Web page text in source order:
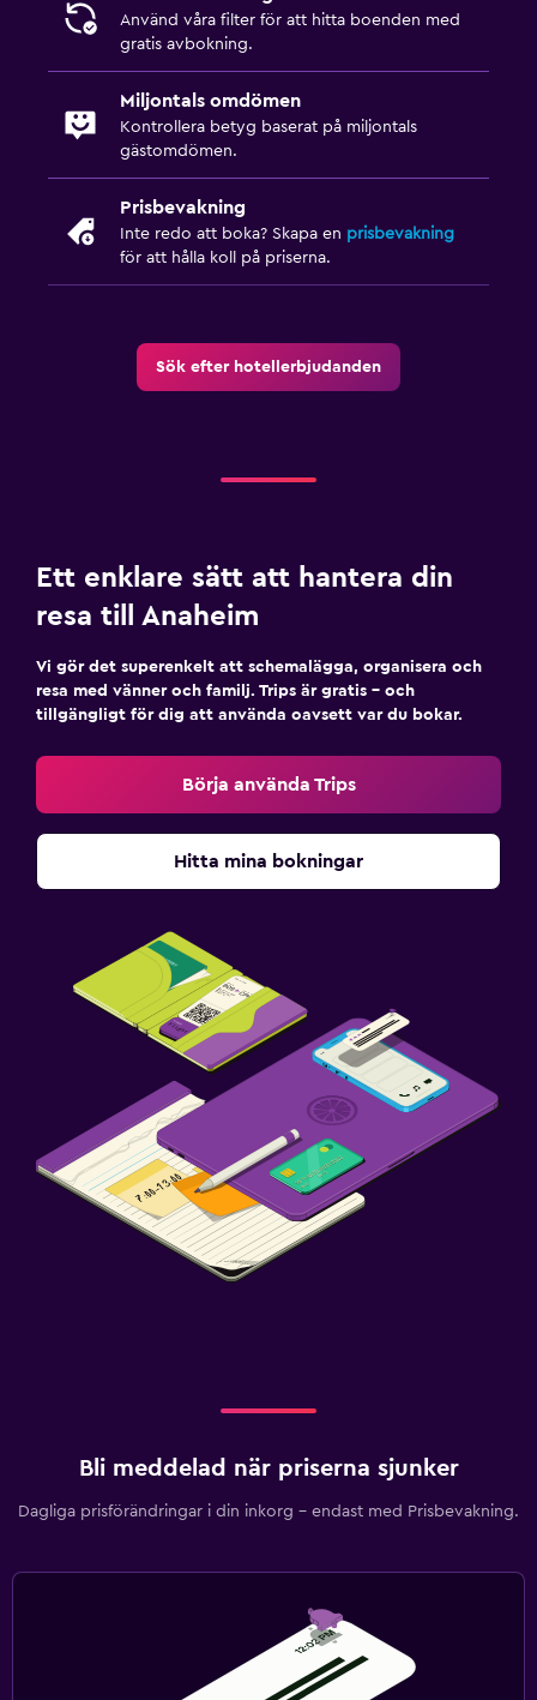
Använd våra filter för att hitta boenden med
gratis avbokning.
Miljontals omdömen
Kontrollera betyg baserat på miljontals
gästomdömen.
Prisbevakning
Inte redo att boka? Skapa en prisbevakning
för att hålla koll på priserna.
Sök efter hotellerbjudanden
Ett enklare sätt att hantera din
resa till Anaheim
Vi gör det superenkelt att schemalägga, organisera och
resa med vänner och familj. Trips är gratis – och
tillgängligt för dig att använda oavsett var du bokar.
Börja använda Trips
Hitta mina bokningar
Bli meddelad när priserna sjunker
Dagliga prisförändringar i din inkorg – endast med Prisbevakning.